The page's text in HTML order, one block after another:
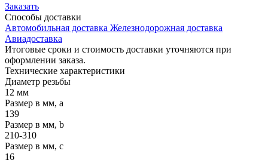
Заказать
Способы доставки
Автомобильная доставка Железнодорожная доставка
Авиадоставка
Итоговые сроки и стоимость доставки уточняются при
оформлении заказа.
Технические характеристики
Диаметр резьбы
12 мм
Размер в мм, a
139
Размер в мм, b
210-310
Размер в мм, c
16